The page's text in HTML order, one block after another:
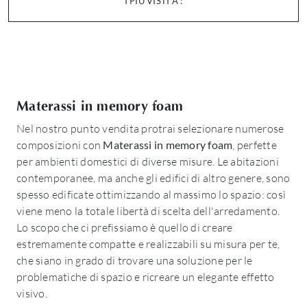
Materassi in memory foam
Nel nostro punto vendita protrai selezionare numerose
composizioni con Materassi in memory foam, perfette
per ambienti domestici di diverse misure. Le abitazioni
contemporanee, ma anche gli edifici di altro genere, sono
spesso edificate ottimizzando al massimo lo spazio: così
viene meno la totale libertà di scelta dell'arredamento.
Lo scopo che ci prefissiamo è quello di creare
estremamente compatte e realizzabili su misura per te,
che siano in grado di trovare una soluzione per le
problematiche di spazio e ricreare un elegante effetto
visivo.